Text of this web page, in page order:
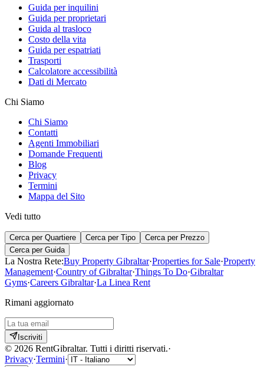
Guida per inquilini
Guida per proprietari
Guida al trasloco
Costo della vita
Guida per espatriati
Trasporti
Calcolatore accessibilità
Dati di Mercato
Chi Siamo
Chi Siamo
Contatti
Agenti Immobiliari
Domande Frequenti
Blog
Privacy
Termini
Mappa del Sito
Vedi tutto
Cerca per Quartiere Cerca per Tipo
Cerca per Prezzo
Cerca per Guida
La Nostra Rete:Buy Property Gibraltar·Properties for Sale·Property
Management·Country of Gibraltar·Things To Do·Gibraltar
Gyms·Careers Gibraltar·La Linea Rent
Rimani aggiornato
Iscriviti
© 2026 RentGibraltar. Tutti i diritti riservati.·
Privacy·Termini·